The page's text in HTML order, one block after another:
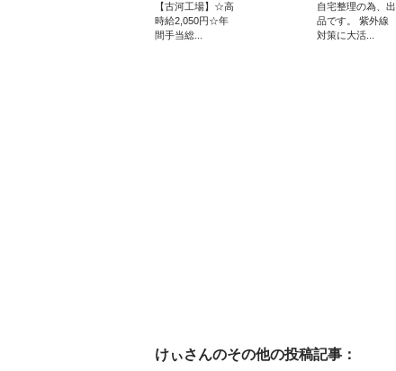
【古河工場】☆高
時給2,050円☆年
間手当総...
自宅整理の為、出
品です。 紫外線
対策に大活...
けぃさんのその他の投稿記事：